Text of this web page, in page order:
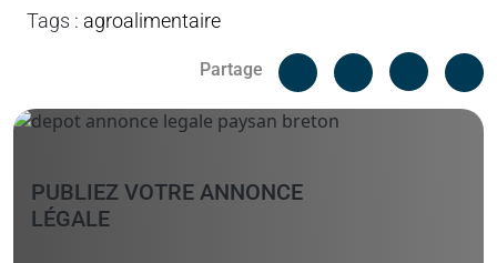
Tags : agroalimentaire
Partage
Facebook
Linked
PUBLIEZ VOTRE ANNONCE
LÉGALE